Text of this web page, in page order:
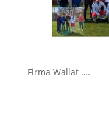
Firma Wallat ….